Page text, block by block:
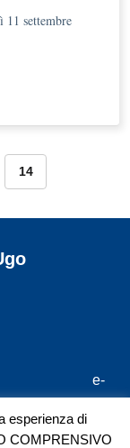
14
e-
esperienza di
COMPRENSIVO